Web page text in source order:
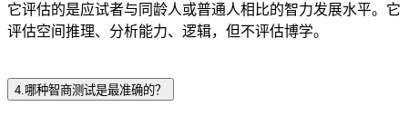
它评估的是应试者与同龄人或普通人相比的智力发展水平。它
评估空间推理、分析能力、逻辑，但不评估博学。
4.哪种智商测试是最准确的？